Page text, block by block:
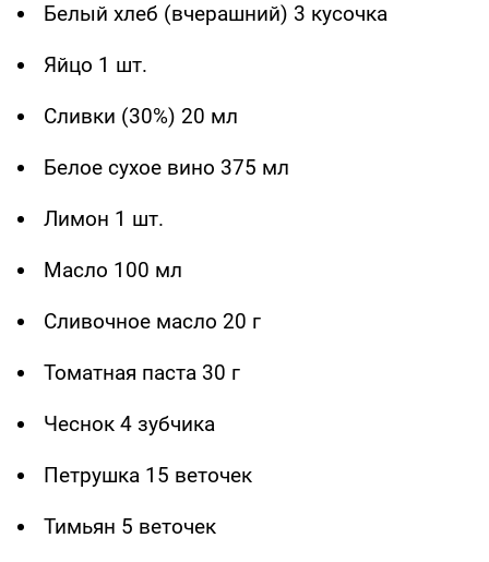
Белый хлеб (вчерашний) 3 кусочка
Яйцо 1 шт.
Сливки (30%) 20 мл
Белое сухое вино 375 мл
Лимон 1 шт.
Масло 100 мл
Сливочное масло 20 г
Томатная паста 30 г
Чеснок 4 зубчика
Петрушка 15 веточек
Тимьян 5 веточек